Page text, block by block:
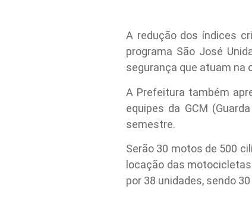
A redução dos índices
programa São José
segurança que atuam na
A Prefeitura também
equipes da GCM
semestre.
Serão 30 motos de 500
locação das
por 38 unidades, sendo